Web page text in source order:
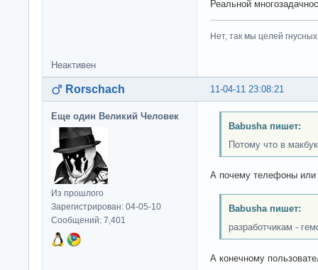
Реальной
Нет, так мы целей
Неактивен
11-04-11 23:08:21
Rorschach
Еще один Великий Человек
Из прошлого
Зарегистрирован: 04-05-10
Сообщений: 7,401
Babusha пишет:
Потому что в
А почему телефоны или
Babusha пишет:
разработчикам -
А конечному